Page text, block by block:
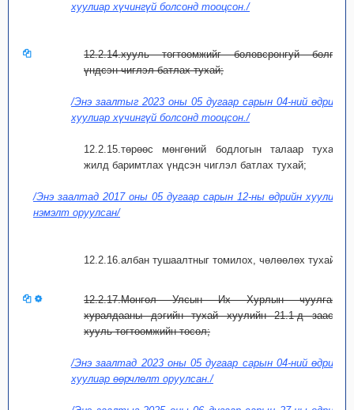
хуулиар хүчингүй болсонд тооцсон./
12.2.14.хууль тогтоомжийг боловсронгуй болгох
үндсэн чиглэл батлах тухай;
/Энэ заалтыг 2023 оны 05 дугаар сарын 04-ний өдрийн
хуулиар хүчингүй болсонд тооцсон./
12.2.15.төрөөс мөнгөний бодлогын талаар тухайн
жилд баримтлах үндсэн чиглэл батлах тухай;
/Энэ заалтад 2017 оны 05 дугаар сарын 12-ны өдрийн хуулиар
нэмэлт оруулсан/
12.2.16.албан тушаалтныг томилох, чөлөөлөх тухай;
12.2.17.Монгол Улсын Их Хурлын чуулганы
хуралдааны дэгийн тухай хуулийн 21.1-д заасан
хууль тогтоомжийн төсөл;
/Энэ заалтад 2023 оны 05 дугаар сарын 04-ний өдрийн
хуулиар өөрчлөлт оруулсан./